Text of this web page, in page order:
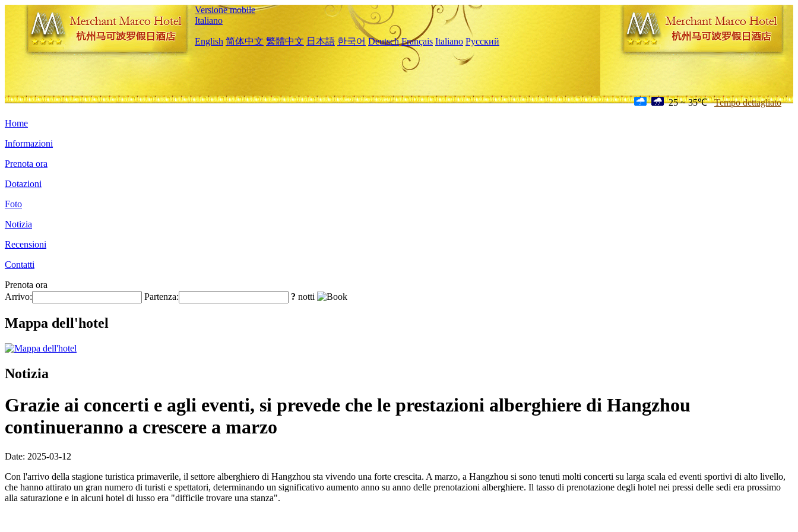
Versione mobile
Italiano
English 简体中文 繁體中文 日本語 한국어 Deutsch Français Italiano Русский
25 ~ 35℃ Tempo dettagliato
Home
Informazioni
Prenota ora
Dotazioni
Foto
Notizia
Recensioni
Contatti
Prenota ora
Arrivo:
Partenza: ? notti
Mappa dell'hotel
Notizia
Grazie ai concerti e agli eventi, si prevede che le prestazioni alberghiere di Hangzhou
continueranno a crescere a marzo
Date: 2025-03-12
Con l'arrivo della stagione turistica primaverile, il settore alberghiero di Hangzhou sta vivendo una forte crescita. A marzo, a Hangzhou si sono tenuti molti concerti su larga scala ed eventi sportivi di alto livello,
che hanno attirato un gran numero di turisti e spettatori, determinando un significativo aumento anno su anno delle prenotazioni alberghiere. Il tasso di prenotazione degli hotel nei pressi delle sedi era prossimo
alla saturazione e in alcuni hotel di lusso era "difficile trovare una stanza".